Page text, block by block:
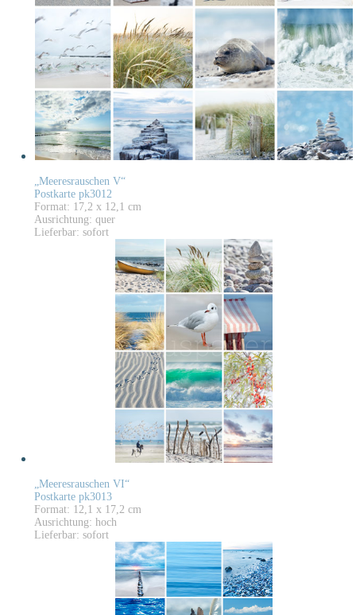
„Meeresrauschen V“
Postkarte pk3012
Format: 17,2 x 12,1 cm
Ausrichtung: quer
Lieferbar: sofort
„Meeresrauschen VI“
Postkarte pk3013
Format: 12,1 x 17,2 cm
Ausrichtung: hoch
Lieferbar: sofort